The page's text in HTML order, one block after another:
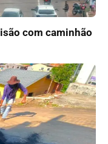
com caminhão